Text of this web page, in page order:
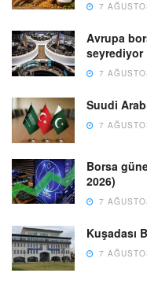
7
Avrupa
seyrediyor
7
Suudi
7
Borsa
2026)
7
Kuşadası
7